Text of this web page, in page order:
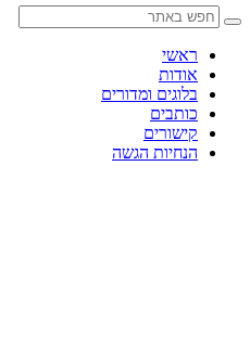
Skip
contentראשי
אודות
בלוגים ומדורים
כותבים
קישורים
הנחיות הגשה